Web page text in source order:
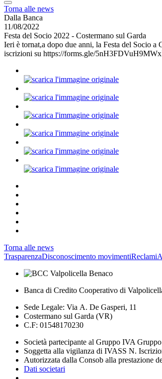
Torna alle news
Dalla Banca
11/08/2022
Festa del Socio 2022 - Costermano sul Garda
Ieri è tornat,a dopo due anni, la Festa del Socio a
iscrizioni su https://forms.gle/
Torna alle news
TrasparenzaDisconoscimento movimentiReclami
Banca di Credito Cooperativo di
Sede Legale: Via A. De Gasperi, 11
Costermano sul Garda (VR)
C.F: 01548170230
Società partecipante al Gruppo IVA
Soggetta alla vigilanza di IVASS N.
Autorizzata dalla Consob alla prestazione
Dati societari